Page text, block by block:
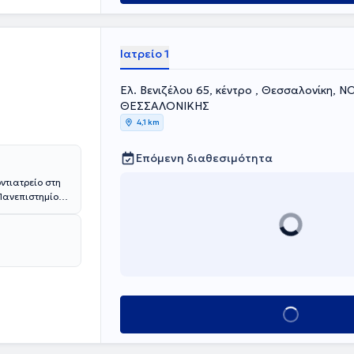
στη
κο
βιβλία
Ιατρείο 1
Ελ. Βενιζέλου 65, κέντρο , Θεσσαλονίκη,
ΘΕΣΣΑΛΟΝΙΚΗΣ
4,1 km
Επόμενη διαθεσιμότητα
Κλείσε ραντεβού